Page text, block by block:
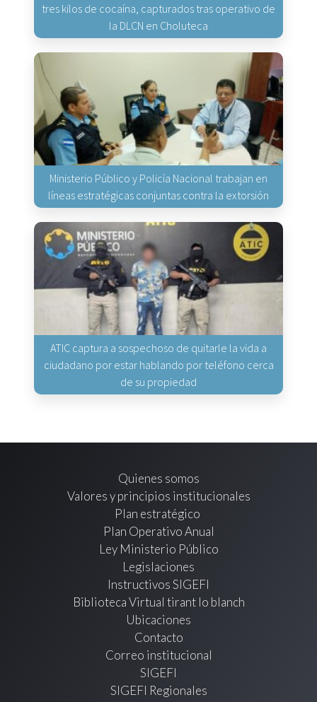
tres kilos de cocaína, capturados tras operativo de
la DLCN en Choluteca
Ministerio Público y Policía Nacional trabajan en
líneas estratégicas conjuntas contra la extorsión
ATIC captura a sospechoso de quitarle la vida a
ciudadano por estar hablando por teléfono cerca
de su propiedad
Quienes somos
Valores y principios institucionales
Plan estratégico
Plan Operativo Anual
Ley Ministerio Público
Legislaciones
Instructivos SIGEFI
Biblioteca Virtual tirant lo blanch
Ubicaciones
Contacto
Correo institucional
SIGEFI
SIGEFI Regionales